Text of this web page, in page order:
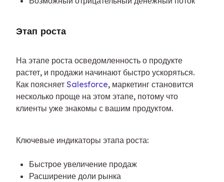
Этап роста
На этапе роста осведомленность о продукте
растет, и продажи начинают быстро ускоряться.
Как поясняет Salesforce, маркетинг становится
несколько проще на этом этапе, потому что
клиенты уже знакомы с вашим продуктом.
Ключевые индикаторы этапа роста:
Быстрое увеличение продаж
Расширение доли рынка